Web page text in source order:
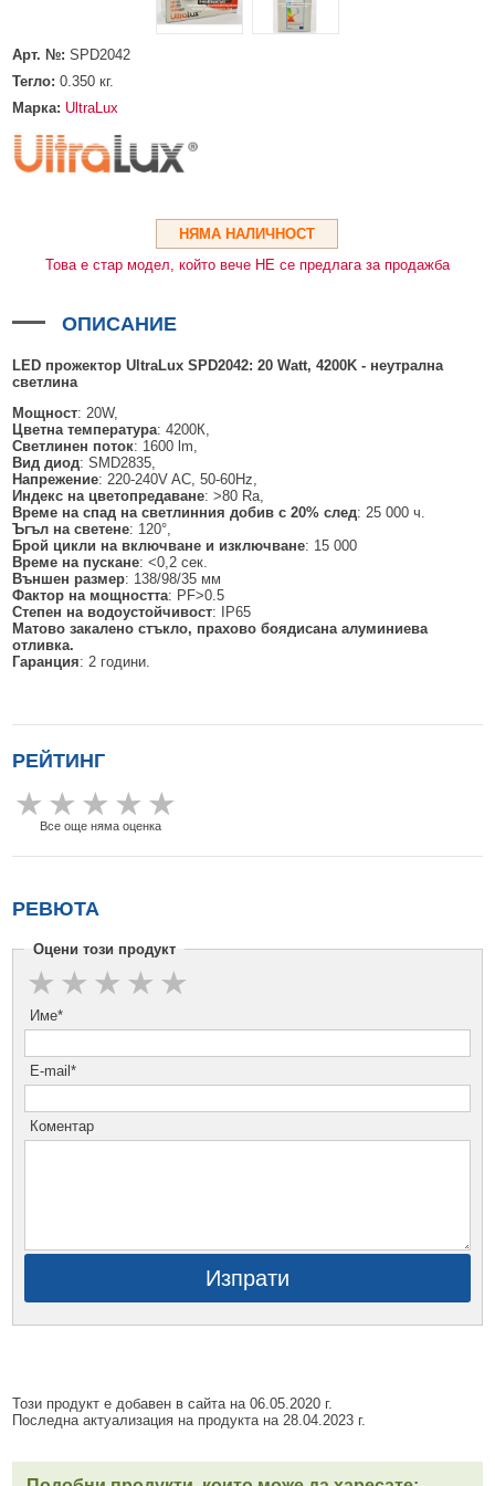
УПРАВЛЕНИЯ ЗА ВЪРТЯЩИ КАМЕРИ
ГРЪМОЗАЩИТИ
ОБЕКТИВИ ЗА ОХРАНИТЕЛНИ КАМЕРИ
МЕТАЛНИ ТАБЛА
БЕЗЖИЧНИ АЛАРМЕНИ СИСТЕМИ AJAX
БЕЗЖИЧНИ АЛАРМЕНИ ПАНЕЛИ (ХЪБ) AJAX
БЕЗЖИЧНИ РАЗШИРИТЕЛИ НА ОБХВАТ AJAX
БЕЗЖИЧНИ ДЕТЕКТОРИ AJAX
БЕЗЖИЧНИ ДЕТЕКТОРИ ЗА ПОЖАР, ДИМ, ТОПЛИНА И ВЪГЛЕРОДЕН
ОКСИД
БЕЗЖИЧНИ КЛАВИАТУРИ AJAX
БЕЗКОНТАКТНИ RFID КАРТИ И ЧИПОВЕ ЗА КЛАВИАТУРИ
МОДУЛИ ЗА СГРАДНА АВТОМАТИЗАЦИЯ AJAX
БЕЗЖИЧНИ АЛАРМЕНИ СИСТЕМИ HIKVISION AX PRO
БЕЗЖИЧНИ ПАНЕЛИ HIKVISION AX PRO
БЕЗЖИЧНИ ДЕТЕКТОРИ ЗА HIKVISION AX PRO
БЕЗЖИЧНИ МОДУЛИ И АКСЕСОАРИ ЗА HIKVISION AX PRO
КОМПЛЕКТИ БЕЗЖИЧНИ АЛАРМЕНИ СИСТЕМИ AX PRO
КОМУНИКАЦИОННИ ШКАФОВЕ
ALFALINE, СТЕННИ/СТОЯЩИ, С ОТВАРЯЕМИ И ЗАКЛЮЧВАЩИ СЕ
СТРАНИЦИ
INTERLINE, СТОЯЩИ - НЕОТВАРЯЕМИ СТРАНИЦИ
BETALINE, СТОЯЩИ С ОТВАРЯЕМИ И ЗАКЛЮЧВАЩИ СЕ СТРАНИЦИ
АКСЕСОАРИ ЗА КОМУНИКАЦИОННИ ШКАФОВЕ
УПОТРЕБЯВАНА ТЕХНИКА
Арт. №:SPD2042
Тегло:0.350 кг.
Марка: UltraLux
НЯМА НАЛИЧНОСТ
Това е стар модел, който вече НЕ се предлага за продажба
ОПИСАНИЕ
LED прожекторUltraLux SPD2042:20 Watt, 4200K - неутрална
светлина
Мощност: 20W,
Цветна температура: 4200К,
Светлинен поток: 1600 lm,
Вид диод: SMD2835,
Напрежение: 220-240V AC, 50-60Hz,
Индекс на цветопредаване: >80 Ra,
Време на спад на светлинния добив с 20% след: 25 000 ч.
Ъгъл на светене: 120°,
Брой цикли на включване и изключване: 15 000
Време на пускане: <0,2 сек.
Външен размер: 138/98/35 мм
Фактор на мощността: PF>0.5
Степен на водоустойчивост: IP65
Матово закалено стъкло, прахово боядисана алуминиева
отливка.
Гаранция: 2 години.
РЕЙТИНГ
Все още няма оценка
РЕВЮТА
Оцени този продукт
Име*
E-mail*
Коментар
Изпрати
Този продукт е добавен в сайта на 06.05.2020 г.
Последна актуализация на продукта на 28.04.2023 г.